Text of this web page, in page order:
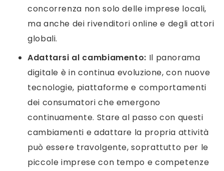
concorrenza non solo delle imprese locali,
ma anche dei rivenditori online e degli attori
globali.
Adattarsi al cambiamento: Il panorama
digitale è in continua evoluzione, con nuove
tecnologie, piattaforme e comportamenti
dei consumatori che emergono
continuamente. Stare al passo con questi
cambiamenti e adattare la propria attività
può essere travolgente, soprattutto per le
piccole imprese con tempo e competenze